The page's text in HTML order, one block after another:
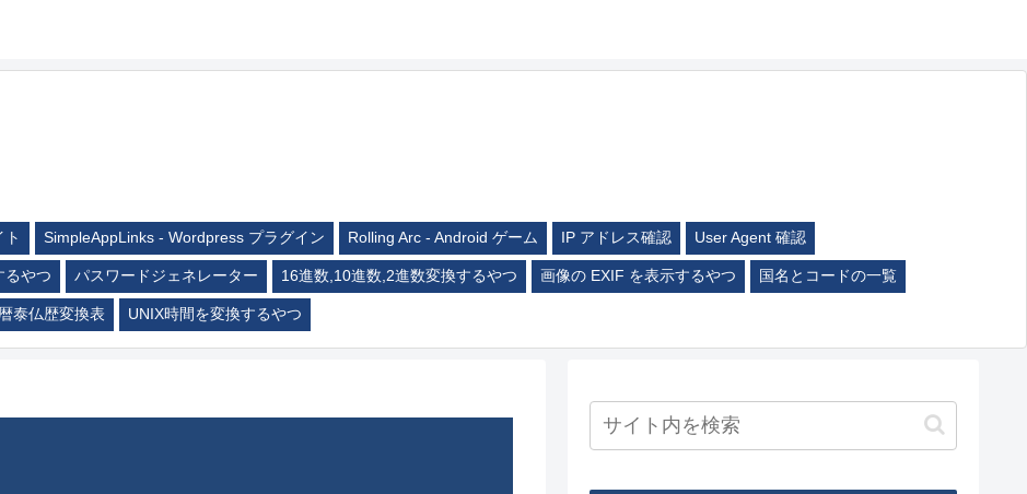
SimpleAppLinks - Wordpress プラグイン Rolling Arc - Android ゲーム IP アドレス確認 User Agent 確認
るやつ パスワードジェネレーター 16進数,10進数,2進数変換するやつ 画像の EXIF を表示するやつ 国名とコードの一覧
泰仏歴変換表 UNIX時間を変換するやつ